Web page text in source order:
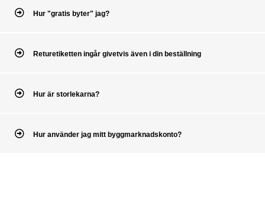
Hur "gratis byter" jag?
Returetiketten ingår givetvis även i din beställning
Hur är storlekarna?
Hur använder jag mitt byggmarknadskonto?